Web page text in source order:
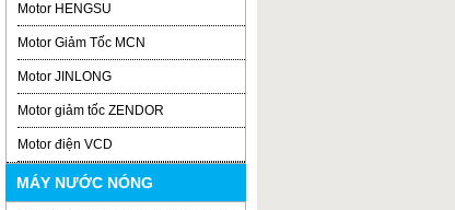
Motor HENGSU
Motor Giảm Tốc MCN
Motor JINLONG
Motor giảm tốc ZENDOR
Motor điện VCD
MÁY NƯỚC NÓNG